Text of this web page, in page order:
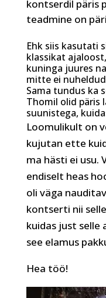
kontserdil päris
teadmine on
Ehk siis kasutati
klassikat
kuninga juures
mitte ei
Sama tundus ka
Thomil olid päris
suunistega,
Loomulikult on
kujutan ette
ma hästi ei usu.
endiselt heas
oli väga
kontserti nii
kuidas just selle
see elamus
Hea töö!